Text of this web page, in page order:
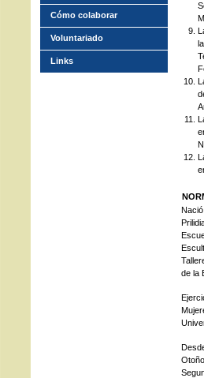
de la
Cómo colaborar
Voluntariado
Links